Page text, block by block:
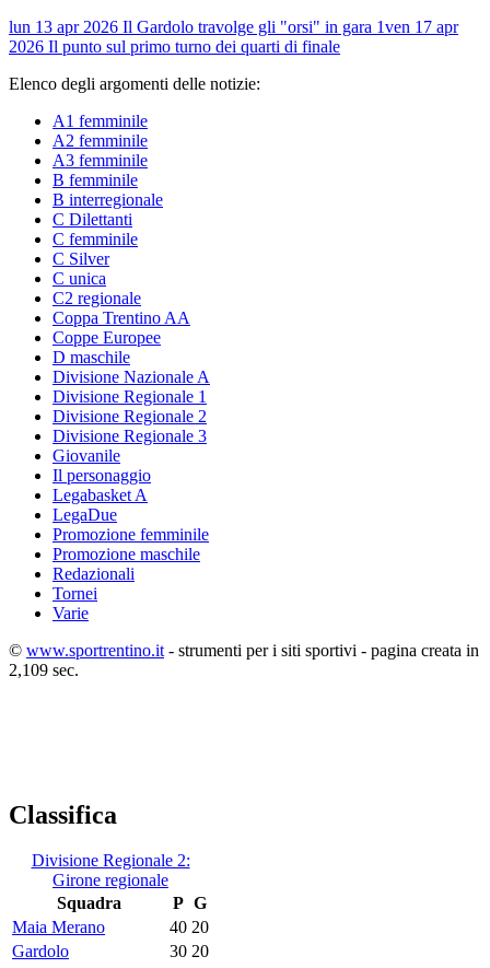
lun 13 apr 2026 Il Gardolo travolge gli "orsi" in gara 1ven 17 apr
2026 Il punto sul primo turno dei quarti di finale
Elenco degli argomenti delle notizie:
A1 femminile
A2 femminile
A3 femminile
B femminile
B interregionale
C Dilettanti
C femminile
C Silver
C unica
C2 regionale
Coppa Trentino AA
Coppe Europee
D maschile
Divisione Nazionale A
Divisione Regionale 1
Divisione Regionale 2
Divisione Regionale 3
Giovanile
Il personaggio
Legabasket A
LegaDue
Promozione femminile
Promozione maschile
Redazionali
Tornei
Varie
© www.sportrentino.it - strumenti per i siti sportivi - pagina creata in
2,109 sec.
Classifica
Divisione Regionale 2:
Girone regionale
Squadra
P G
Maia Merano
40 20
Gardolo
30 20